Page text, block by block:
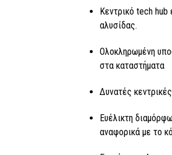
Κεντρικό tech hub
αλυσίδας.
Ολοκληρωμένη
στα καταστήματα
Δυνατές
Ευέλικτη
αναφορικά με το